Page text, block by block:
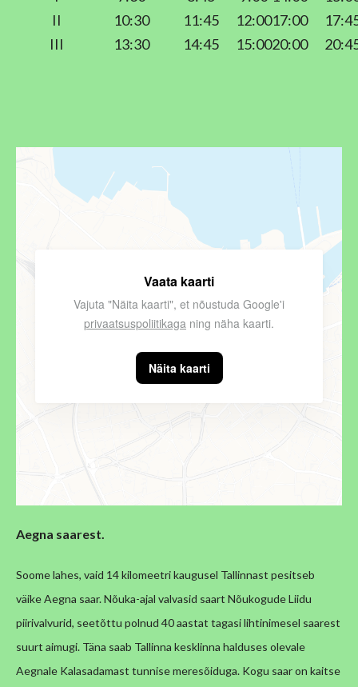
II
10:30 11:45 12:0017:00
III
13:30 14:45 15:0020:00
Vaata kaarti
Vajuta "Näita kaarti", et nõustuda Google'i
privaatsuspoliitikaga ning näha kaarti.
Näita kaarti
Aegna saarest.
Soome lahes, vaid 14 kilomeetri kaugusel Tallinnast pesitseb
väike Aegna saar. Nõuka-ajal valvasid saart Nõukogude Liidu
piirivalvurid, seetõttu polnud 40 aastat tagasi lihtinimesel saarest
suurt aimugi. Täna saab Tallinna kesklinna halduses olevale
Aegnale Kalasadamast tunnise meresõiduga. Kogu saar on kaitse